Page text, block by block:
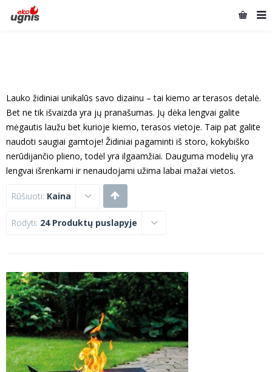
Lauko židiniai unikalūs savo dizainu – tai kiemo ar terasos detalė.
Bet ne tik išvaizda yra jų pranašumas. Jų dėka lengvai galite
mėgautis laužu bet kurioje kiemo, terasos vietoje. Taip pat galite
naudoti saugiai gamtoje! Židiniai pagaminti iš storo, kokybiško
nerūdijančio plieno, todėl yra ilgaamžiai. Dauguma modelių yra
lengvai išrenkami ir nenaudojami užima labai mažai vietos.
Rūšiuoti: Kaina
Rodyti: 24 Produktų puslapyje